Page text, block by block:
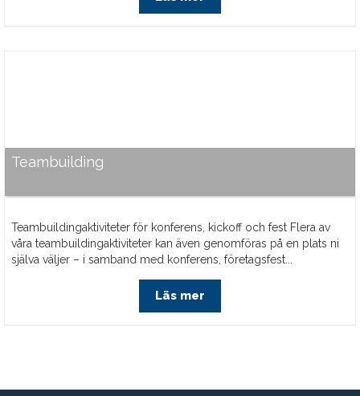
Teambuilding
Teambuildingaktiviteter för konferens, kickoff och fest Flera av
våra teambuildingaktiviteter kan även genomföras på en plats ni
själva väljer – i samband med konferens, företagsfest...
Läs mer